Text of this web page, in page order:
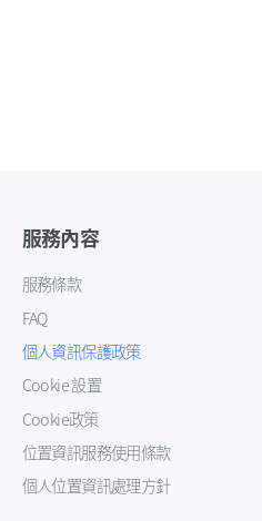
服務內容
服務條款
FAQ
個人資訊保護政策
Cookie 設置
Cookie政策
位置資訊服務使用條款
個人位置資訊處理方針